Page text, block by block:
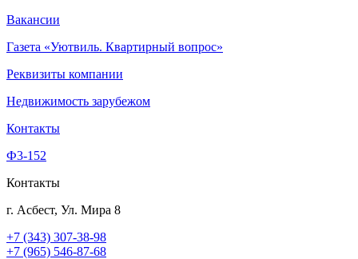
Вакансии
Газета «Уютвиль. Квартирный вопрос»
Реквизиты компании
Недвижимость зарубежом
Контакты
Ф3-152
Контакты
г. Асбест, Ул. Мира 8
+7 (343) 307-38-98
+7 (965) 546-87-68